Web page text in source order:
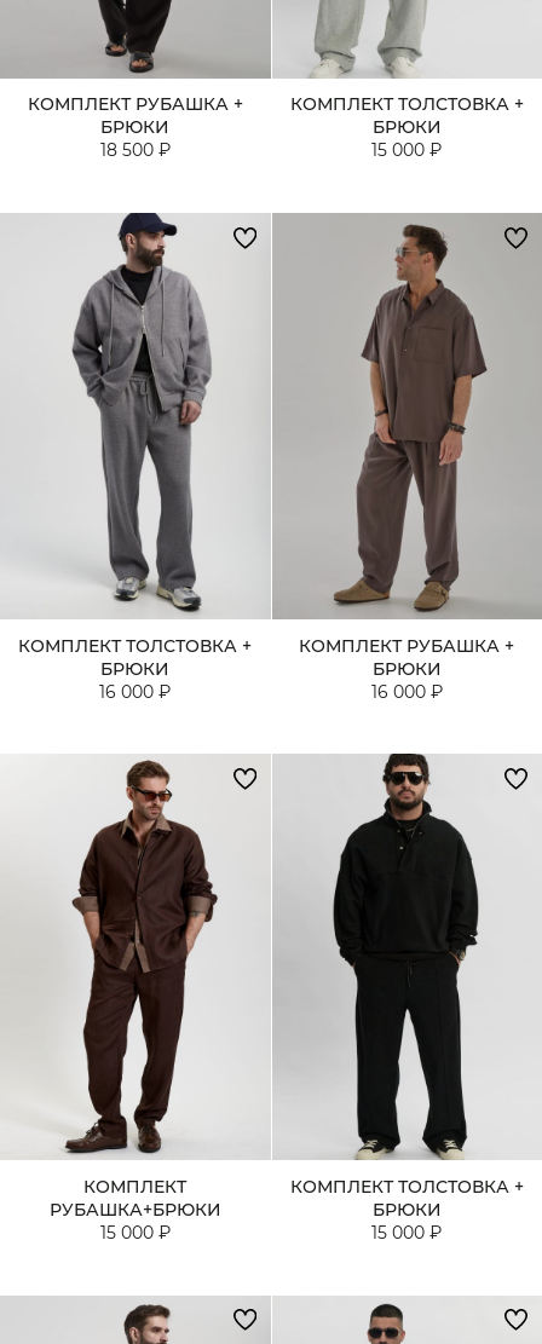
КОМПЛЕКТ РУБАШКА +
БРЮКИ
18 500 ₽
КОМПЛЕКТ ТОЛСТОВКА +
БРЮКИ
15 000 ₽
КОМПЛЕКТ ТОЛСТОВКА +
БРЮКИ
16 000 ₽
КОМПЛЕКТ РУБАШКА +
БРЮКИ
16 000 ₽
КОМПЛЕКТ
РУБАШКА+БРЮКИ
15 000 ₽
КОМПЛЕКТ ТОЛСТОВКА +
БРЮКИ
15 000 ₽